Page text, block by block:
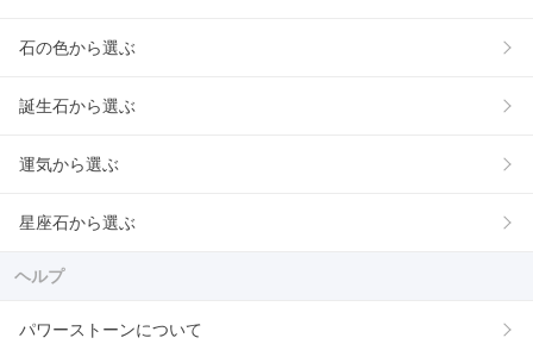
石の色から選ぶ
誕生石から選ぶ
運気から選ぶ
星座石から選ぶ
ヘルプ
パワーストーンについて